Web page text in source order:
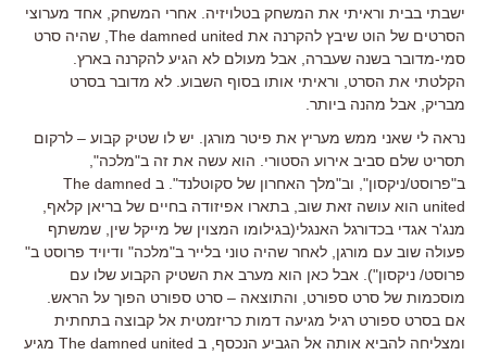
ישבתי בבית וראיתי את המשחק בטלויזיה. אחרי המשחק, אחד מערוצי
הסרטים של הוט שיבץ להקרנה את The damned united, שהיה סרט
סמי-מדובר בשנה שעברה, אבל מעולם לא הגיע להקרנה בארץ.
הקלטתי את הסרט, וראיתי אותו בסוף השבוע. לא מדובר בסרט
מבריק, אבל מהנה ביותר.
נראה לי שאני ממש מעריץ את פיטר מורגן. יש לו שטיק קבוע – לרקום
תסריט שלם סביב אירוע הסטורי. הוא עשה את זה ב"מלכה",
ב"פרוסט/ניקסון", וב"מלך האחרון של סקוטלנד". ב The damned
united הוא עושה זאת שוב, בתארו אפיזודה בחיים של בריאן קלאף,
מנג'ר אגדי בכדורגל האנגלי(בגילומו המצוין של מייקל שין, שמשתף
פעולה שוב עם מורגן, לאחר שהיה טוני בלייר ב"מלכה" ודיויד פרוסט ב"
פרוסט/ ניקסון"). אבל כאן הוא מערב את השטיק הקבוע שלו עם
מוסכמות של סרט ספורט, והתוצאה – סרט ספורט הפוך על הראש.
אם בסרט ספורט רגיל מגיעה דמות כריזמטית אל קבוצה בתחתית
ומצליחה להביא אותה אל הגביע הנכסף, ב The damned united מגיע